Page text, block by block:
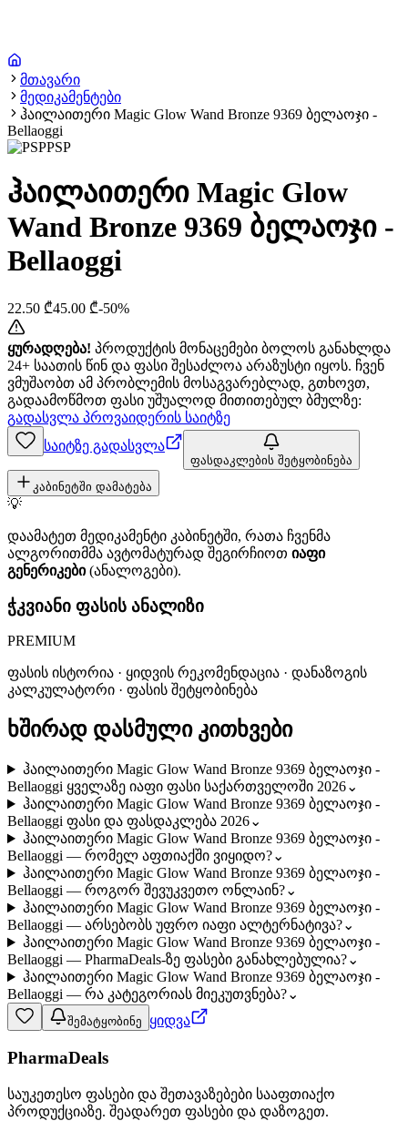
მთავარი
მედიკამენტები
ჰაილაითერი Magic Glow Wand Bronze 9369 ბელაოჯი -
Bellaoggi
PSP
ჰაილაითერი Magic Glow
Wand Bronze 9369 ბელაოჯი -
Bellaoggi
22.50 ₾45.00 ₾-50%
ყურადღება! პროდუქტის მონაცემები ბოლოს განახლდა
24+ საათის წინ და ფასი შესაძლოა არაზუსტი იყოს. ჩვენ
ვმუშაობთ ამ პრობლემის მოსაგვარებლად, გთხოვთ,
გადაამოწმოთ ფასი უშუალოდ მითითებულ ბმულზე:
გადასვლა პროვაიდერის საიტზე
საიტზე გადასვლა
ფასდაკლების შეტყობინება
კაბინეტში დამატება
💡
დაამატეთ მედიკამენტი კაბინეტში, რათა ჩვენმა
ალგორითმმა ავტომატურად შეგირჩიოთ იაფი
გენერიკები(ანალოგები).
ჭკვიანი ფასის ანალიზი
PREMIUM
ფასის ისტორია · ყიდვის რეკომენდაცია · დანაზოგის
კალკულატორი · ფასის შეტყობინება
ხშირად დასმული კითხვები
ჰაილაითერი Magic Glow Wand Bronze 9369 ბელაოჯი -
Bellaoggi ყველაზე იაფი ფასი საქართველოში 2026⌄
ჰაილაითერი Magic Glow Wand Bronze 9369 ბელაოჯი -
Bellaoggi ფასი და ფასდაკლება 2026⌄
ჰაილაითერი Magic Glow Wand Bronze 9369 ბელაოჯი -
Bellaoggi — რომელ აფთიაქში ვიყიდო?⌄
ჰაილაითერი Magic Glow Wand Bronze 9369 ბელაოჯი -
Bellaoggi — როგორ შევუკვეთო ონლაინ?⌄
ჰაილაითერი Magic Glow Wand Bronze 9369 ბელაოჯი -
Bellaoggi — არსებობს უფრო იაფი ალტერნატივა?⌄
ჰაილაითერი Magic Glow Wand Bronze 9369 ბელაოჯი -
Bellaoggi — PharmaDeals-ზე ფასები განახლებულია?⌄
ჰაილაითერი Magic Glow Wand Bronze 9369 ბელაოჯი -
Bellaoggi — რა კატეგორიას მიეკუთვნება?⌄
შემატყობინე ყიდვა
PharmaDeals
საუკეთესო ფასები და შეთავაზებები სააფთიაქო
პროდუქციაზე. შეადარეთ ფასები და დაზოგეთ.